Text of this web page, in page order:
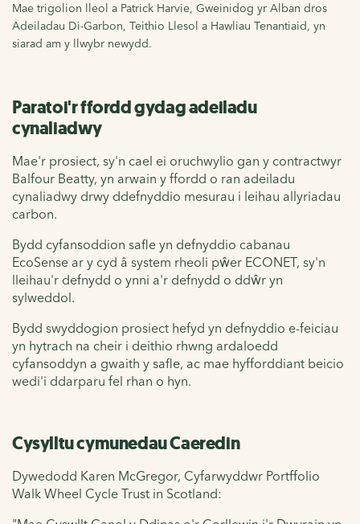
Mae trigolion lleol a Patrick Harvie, Gweinidog yr Alban dros
Adeiladau Di-Garbon, Teithio Llesol a Hawliau Tenantiaid, yn
siarad am y llwybr newydd.
Paratoi'r ffordd gydag adeiladu
cynaliadwy
Mae'r prosiect, sy'n cael ei oruchwylio gan y contractwyr
Balfour Beatty, yn arwain y ffordd o ran adeiladu
cynaliadwy drwy ddefnyddio mesurau i leihau allyriadau
carbon.
Bydd cyfansoddion safle yn defnyddio cabanau
EcoSense ar y cyd â system rheoli pŵer ECONET, sy'n
lleihau'r defnydd o ynni a'r defnydd o ddŵr yn
sylweddol.
Bydd swyddogion prosiect hefyd yn defnyddio e-feiciau
yn hytrach na cheir i deithio rhwng ardaloedd
cyfansoddyn a gwaith y safle, ac mae hyfforddiant beicio
wedi'i ddarparu fel rhan o hyn.
Cysylltu cymunedau Caeredin
Dywedodd Karen McGregor, Cyfarwyddwr Portffolio
Walk Wheel Cycle Trust in Scotland: